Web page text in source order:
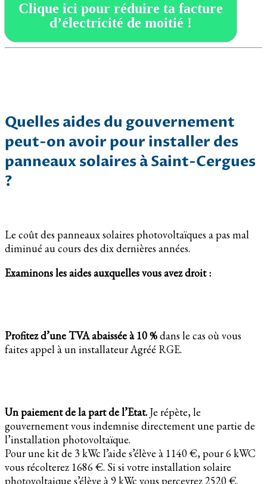
Clique ici pour réduire ta facture
d’électricité de moitié !
Quelles aides du gouvernement
peut-on avoir pour installer des
panneaux solaires à Saint-Cergues
?
Le coût des panneaux solaires photovoltaïques a pas mal
diminué au cours des dix dernières années.
Examinons les aides auxquelles vous avez droit :
Profitez d’une TVA abaissée à 10 %dans le cas où vous
faites appel à un installateur Agréé RGE.
Un paiement de la part de l’Etat. Je répète, le
gouvernement vous indemnise directement une partie de
l’installation photovoltaïque.
Pour une kit de 3 kWc l’aide s’élève à 1140 €, pour 6 kWC
vous récolterez 1686 €. Si si votre installation solaire
photovoltaique s’élève à 9 kWc vous percevrez 2520 €.